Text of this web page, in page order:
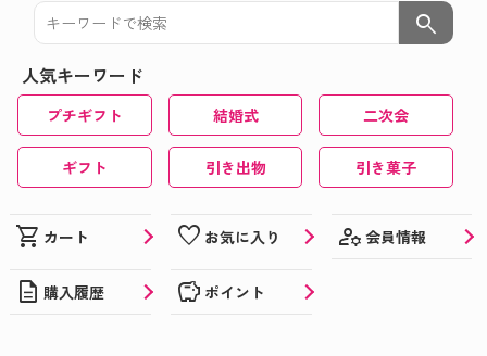
search
人気キーワード
プチギフト 結婚式 二次会
ギフト 引き出物 引き菓子
shopping_cart カート favorite お気に入り manage_accounts 会員情報
description 購入履歴 savings ポイント